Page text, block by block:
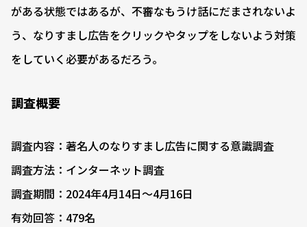
がある状態ではあるが、不審なもうけ話にだまされないよ
う、なりすまし広告をクリックやタップをしないよう対策
をしていく必要があるだろう。
調査概要
調査内容：著名人のなりすまし広告に関する意識調査
調査方法：インターネット調査
調査期間：2024年4月14日〜4月16日
有効回答：479名